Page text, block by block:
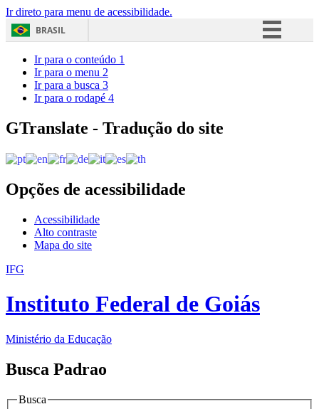
Ir direto para menu de acessibilidade.
BRASIL
Acesso à informação
Ir para o conteúdo 1
Ir para o menu 2
Ir para a busca 3
Ir para o rodapé 4
GTranslate - Tradução do site
Opções de acessibilidade
Acessibilidade
Alto contraste
Mapa do site
IFG
Instituto Federal de Goiás
Ministério da Educação
Busca Padrao
Busca